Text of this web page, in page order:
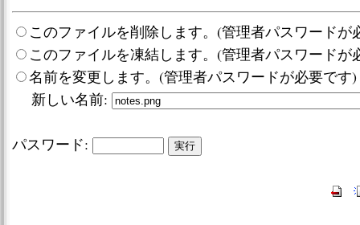
このファイルを削除します。(管理者パスワードが
このファイルを凍結します。(管理者パスワードが
名前を変更します。(管理者パスワードが必要です)
新しい名前:
パスワード: